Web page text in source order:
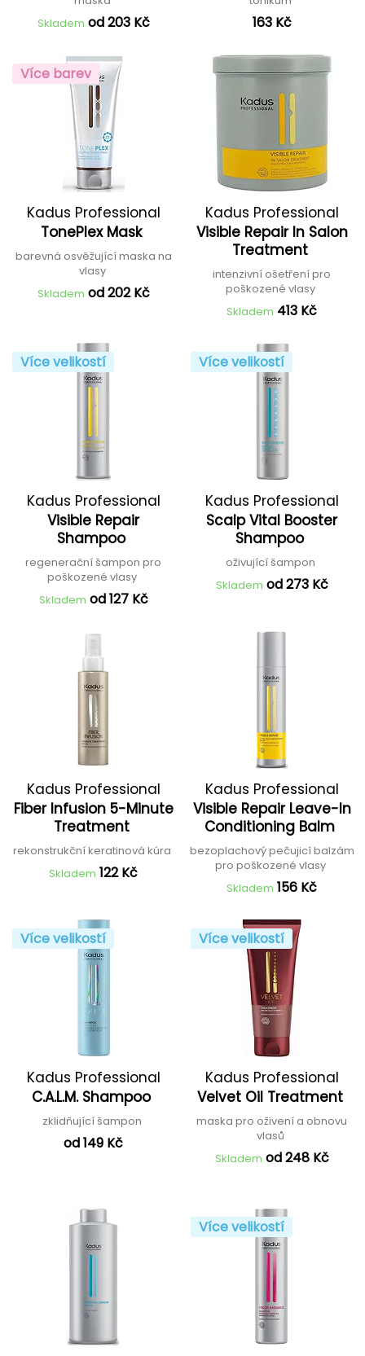
Skladem od 203 Kč 163 Kč
Více barev
Kadus Professional
TonePlex Mask
barevná osvěžující maska na
vlasy
Skladem od 202 Kč
Kadus Professional
Visible Repair In Salon
Treatment
intenzivní ošetření pro
poškozené vlasy
Skladem 413 Kč
Více velikostí
Kadus Professional
Visible Repair
Shampoo
regenerační šampon pro
poškozené vlasy
Skladem od 127 Kč
Více velikostí
Kadus Professional
Scalp Vital Booster
Shampoo
oživující šampon
Skladem od 273 Kč
Kadus Professional
Fiber Infusion 5-Minute
Treatment
rekonstrukční keratinová kúra
Skladem 122 Kč
Kadus Professional
Visible Repair Leave-In
Conditioning Balm
bezoplachový pečujicí balzám
pro poškozené vlasy
Skladem 156 Kč
Více velikostí
Kadus Professional
C.A.L.M. Shampoo
zklidňující šampon
od 149 Kč
Více velikostí
Kadus Professional
Velvet Oil Treatment
maska pro oživení a obnovu
vlasů
Skladem od 248 Kč
Více velikostí